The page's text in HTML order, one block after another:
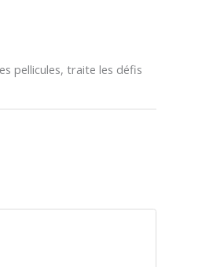
pellicules, traite les défis